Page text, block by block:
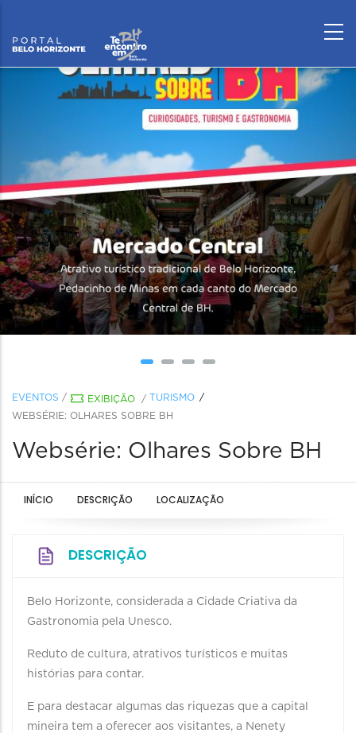
EVENTOS / EXIBIÇÃO / TURISMO
WEBSÉRIE: OLHARES SOBRE BH
Websérie: Olhares Sobre BH
INÍCIO DESCRIÇÃO LOCALIZAÇÃO
DESCRIÇÃO
Belo Horizonte, considerada a Cidade Criativa da
Gastronomia pela Unesco.
Reduto de cultura, atrativos turísticos e muitas
histórias para contar.
E para destacar algumas das riquezas que a capital
mineira tem a oferecer aos visitantes, a Nenety